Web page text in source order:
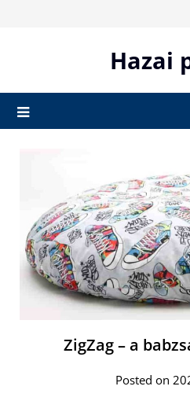
Hazai
ZigZag – a
Posted on